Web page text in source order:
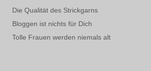
Die Qualität des Strickgarns
Bloggen ist nichts für Dich
Tolle Frauen werden niemals alt